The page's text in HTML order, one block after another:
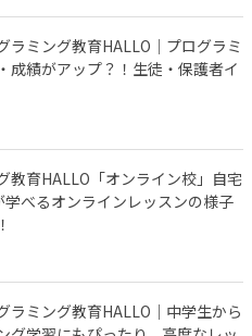
ラミング教育HALLO｜プログラミ
成績がアップ？！生徒・保護者イ
教育HALLO「オンライン校」自宅
べるオンラインレッスンの様子
ラミング教育HALLO｜中学生から